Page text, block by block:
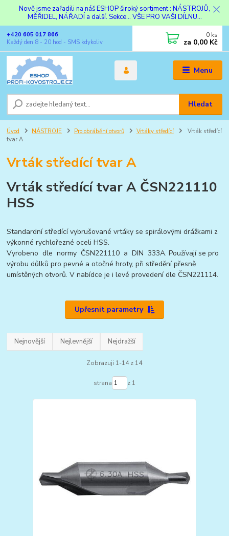
Nově jsme zařadili na náš ESHOP široký sortiment : NÁSTROJŮ,
MĚŘIDEL, NÁŘADÍ a další. Sekce... VŠE PRO VAŠI DÍLNU...
Menu
Hledat
+420 605 017 866
Každý den 8 - 20 hod - SMS kdykoliv
0 ks
za 0,00 Kč
Úvod NÁSTROJE Pro obrábění otvorů Vrtáky středící
Vrták středící
tvar A
Vrták středící tvar A
Vrták středící tvar A ČSN221110
HSS
Standardní středící vybrušované vrtáky se spirálovými drážkami z
výkonné rychlořezné oceli HSS.
Vyrobeno dle normy ČSN221110 a DIN 333A. Používají se pro
výrobu důlků pro pevné a otočné hroty, při středění přesně
umístěných otvorů. V nabídce je i levé provedení dle ČSN221114.
Upřesnit parametry
Nejnovější Nejlevnější Nejdražší
Zobrazuji 1-14 z 14
strana z 1